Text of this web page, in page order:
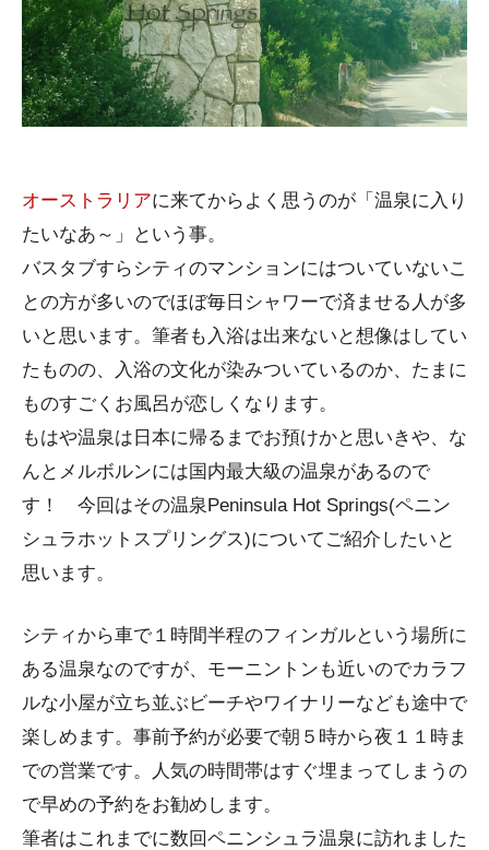
オーストラリアに来てからよく思うのが「温泉に入り
たいなあ～」という事。
バスタブすらシティのマンションにはついていないこ
との方が多いのでほぼ毎日シャワーで済ませる人が多
いと思います。筆者も入浴は出来ないと想像はしてい
たものの、入浴の文化が染みついているのか、たまに
ものすごくお風呂が恋しくなります。
もはや温泉は日本に帰るまでお預けかと思いきや、な
んとメルボルンには国内最大級の温泉があるので
す！ 今回はその温泉Peninsula Hot Springs(ペニン
シュラホットスプリングス)についてご紹介したいと
思います。
シティから車で１時間半程のフィンガルという場所に
ある温泉なのですが、モーニントンも近いのでカラフ
ルな小屋が立ち並ぶビーチやワイナリーなども途中で
楽しめます。事前予約が必要で朝５時から夜１１時ま
での営業です。人気の時間帯はすぐ埋まってしまうの
で早めの予約をお勧めします。
筆者はこれまでに数回ペニンシュラ温泉に訪れました